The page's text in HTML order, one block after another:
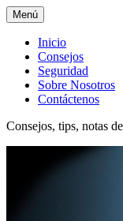
Menú
Menú
superior
Inicio
Consejos
Seguridad
Sobre Nosotros
Contáctenos
Consejos, tips, notas